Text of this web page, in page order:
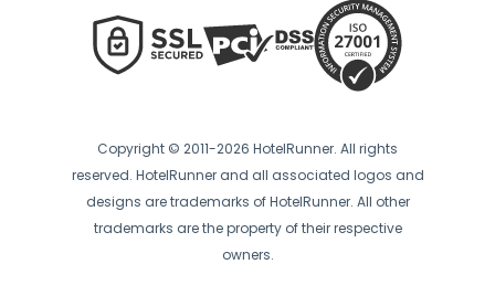
Copyright © 2011-2026 HotelRunner. All rights
reserved. HotelRunner and all associated logos and
designs are trademarks of HotelRunner. All other
trademarks are the property of their respective
owners.